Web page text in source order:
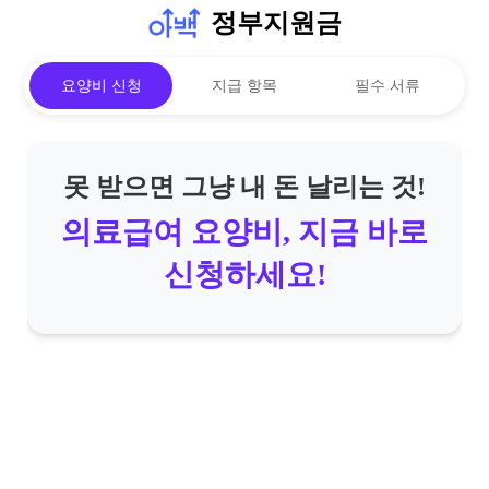
정부지원금
요양비 신청 지급 항목 필수 서류
못 받으면 그냥 내 돈 날리는 것!
의료급여 요양비, 지금 바로
신청하세요!